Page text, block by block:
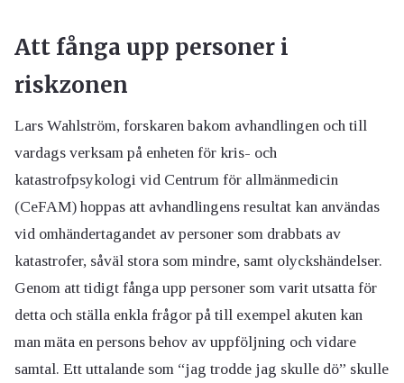
Att fånga upp personer i
riskzonen
Lars Wahlström, forskaren bakom avhandlingen och till
vardags verksam på enheten för kris- och
katastrofpsykologi vid Centrum för allmänmedicin
(CeFAM) hoppas att avhandlingens resultat kan användas
vid omhändertagandet av personer som drabbats av
katastrofer, såväl stora som mindre, samt olyckshändelser.
Genom att tidigt fånga upp personer som varit utsatta för
detta och ställa enkla frågor på till exempel akuten kan
man mäta en persons behov av uppföljning och vidare
samtal. Ett uttalande som “jag trodde jag skulle dö” skulle